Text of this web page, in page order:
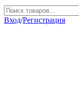
Вход/Регистрация